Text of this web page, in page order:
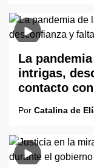
La
intrigas,
contacto
Por Catalina de